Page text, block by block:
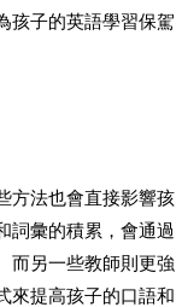
孩子的英語學習保駕
方法也會直接影響孩
詞彙的積累，會通過
而另一些教師則更強
來提高孩子的口語和